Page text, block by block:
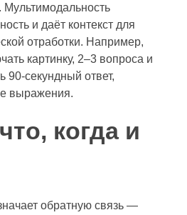
Мультимодальность
и даёт контекст для
отработки. Например,
картинку, 2–3 вопроса и
90-секундный ответ,
выражения.
когда и
обратную связь —